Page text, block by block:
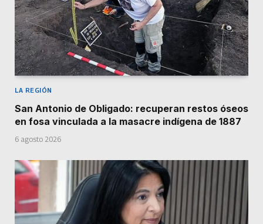
LA REGIÓN
San Antonio de Obligado: recuperan restos óseos
en fosa vinculada a la masacre indígena de 1887
6 agosto 2026